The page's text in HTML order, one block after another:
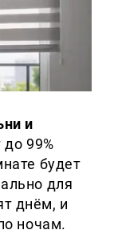
и
99%
будет
для
днём, и
ночам.